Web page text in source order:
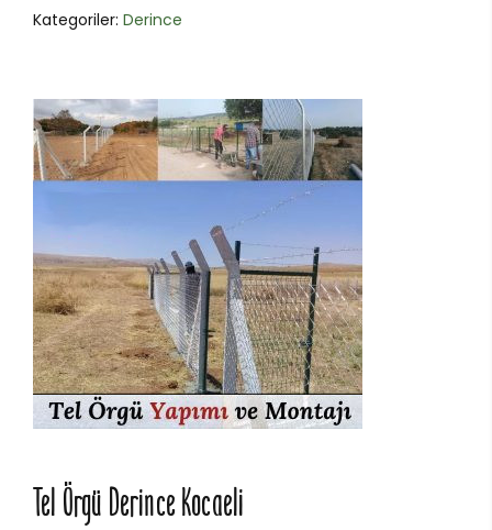
Kategoriler: Derince
Tel Örgü Derince Kocaeli